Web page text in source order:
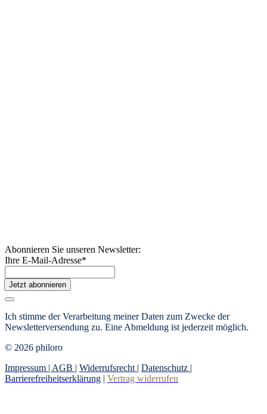
Abonnieren Sie unseren Newsletter:
Ihre E-Mail-Adresse*
Jetzt abonnieren
Ich stimme der Verarbeitung meiner Daten zum Zwecke der
Newsletterversendung zu. Eine Abmeldung ist jederzeit möglich.
© 2026 philoro
Impressum | AGB | Widerrufsrecht | Datenschutz |
Barrierefreiheitserklärung | Vertrag widerrufen